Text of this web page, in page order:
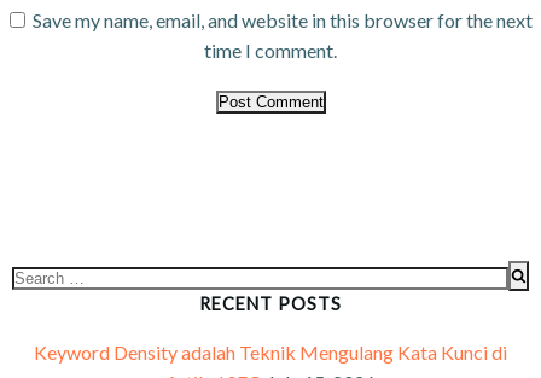
Save my name, email, and website in this browser for the next
time I comment.
RECENT POSTS
Keyword Density adalah Teknik Mengulang Kata Kunci di